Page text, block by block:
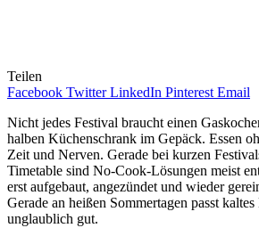
Teilen
Facebook Twitter LinkedIn Pinterest Email
Nicht jedes Festival braucht einen
halben Küchenschrank im Gepäck. Essen
Zeit und Nerven. Gerade bei kurzen
Timetable sind No-Cook-Lösungen meist
erst aufgebaut, angezündet und wieder
Gerade an heißen Sommertagen passt kaltes
unglaublich gut.